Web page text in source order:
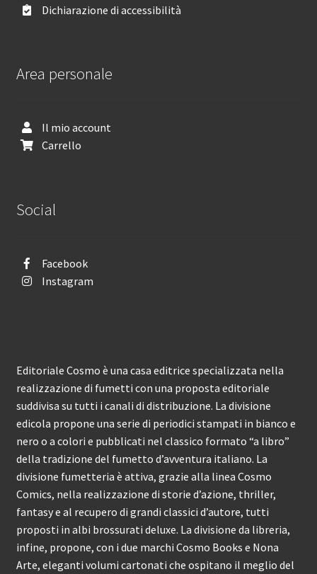
Dichiarazione di accessibilità
Area personale
Il mio account
Carrello
Social
Facebook
Instagram
Editoriale Cosmo è una casa editrice specializzata nella
realizzazione di fumetti con una proposta editoriale
suddivisa su tutti i canali di distribuzione. La divisione
edicola propone una serie di periodici stampati in bianco e
nero o a colori e pubblicati nel classico formato “a libro”
della tradizione del fumetto d’avventura italiano. La
divisione fumetteria è attiva, grazie alla linea Cosmo
Comics, nella realizzazione di storie d’azione, thriller,
fantasy e al recupero di grandi classici d’autore, tutti
proposti in albi brossurati deluxe. La divisione da libreria,
infine, propone, con i due marchi Cosmo Books e Nona
Arte, eleganti volumi cartonati che ospitano il meglio del